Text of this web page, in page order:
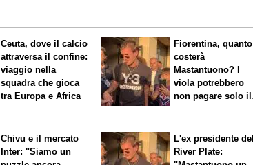
Ceuta, dove il calcio
attraversa il confine:
viaggio nella
squadra che gioca
tra Europa e Africa
Fiorentina, quanto
costerà
Mastantuono? I
viola potrebbero
non pagare solo il
Chivu e il mercato
Inter: "Siamo un
L'ex presidente del
River Plate: